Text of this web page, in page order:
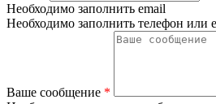
Необходимо заполнить email
Необходимо заполнить телефон или
Ваше сообщение *